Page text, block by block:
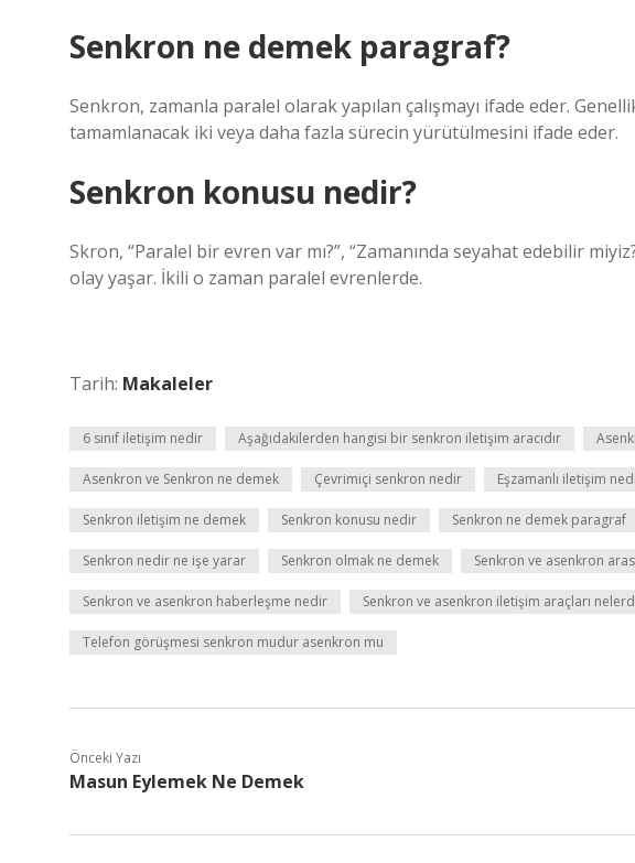
Senkron ne demek paragraf?
Senkron, zamanla paralel olarak yapılan çalışmayı ifade eder.
tamamlanacak iki veya daha fazla sürecin yürütülmesini ifade eder.
Senkron konusu nedir?
Skron, “Paralel bir evren var mı?”, “Zamanında seyahat edebilir
olay yaşar. İkili o zaman paralel evrenlerde.
Tarih: Makaleler
6 sınıf iletişim nedir Aşağıdakilerden hangisi bir senkron iletişim aracıdır
Asenkron ve Senkron ne demek Çevrimiçi senkron nedir Eşzamanlı iletişim
Senkron iletişim ne demek Senkron konusu nedir Senkron ne demek paragraf
Senkron nedir ne işe yarar Senkron olmak ne demek Senkron ve asenkron
Senkron ve asenkron haberleşme nedir Senkron ve asenkron iletişim araçları
Telefon görüşmesi senkron mudur asenkron mu
Önceki Yazı
Masun Eylemek Ne Demek